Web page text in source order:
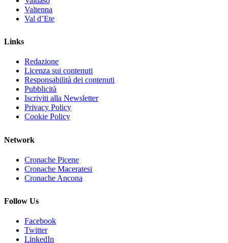
Valtenna
Val d’Ete
Links
Redazione
Licenza sui contenuti
Responsabilità dei contenuti
Pubblicità
Iscriviti alla Newsletter
Privacy Policy
Cookie Policy
Network
Cronache Picene
Cronache Maceratesi
Cronache Ancona
Follow Us
Facebook
Twitter
LinkedIn